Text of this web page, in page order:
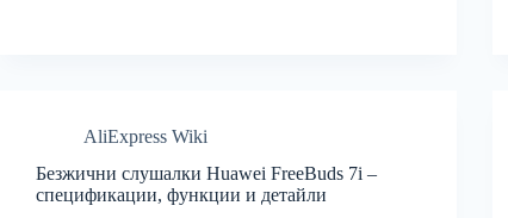
AliExpress Wiki
Безжични слушалки Huawei FreeBuds 7i –
спецификации, функции и детайли